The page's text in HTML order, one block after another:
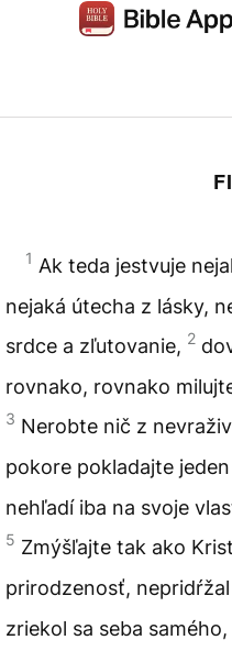
1 Ak teda jestvuje
nejaká útecha z lásky,
srdce a zľutovanie, 2
rovnako, rovnako
3 Nerobte nič z
pokore pokladajte
nehľadí iba na svoje
5 Zmýšľajte tak ako
prirodzenosť,
zriekol sa seba